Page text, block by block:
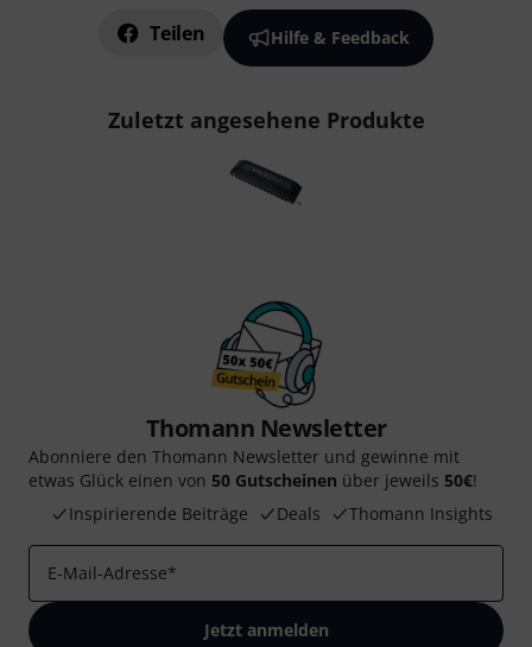
Teilen Hilfe & Feedback
Zuletzt angesehene Produkte
Thomann Newsletter
Abonniere den Thomann Newsletter und gewinne mit
etwas Glück einen von 50 Gutscheinen über jeweils 50€!
Inspirierende Beiträge
Deals Thomann Insights
E-Mail-Adresse*
Jetzt anmelden